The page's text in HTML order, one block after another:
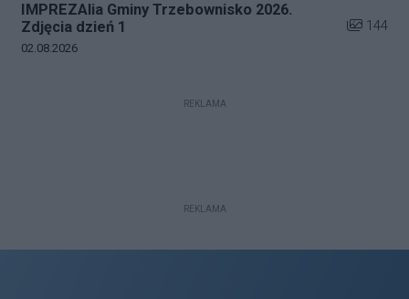
IMPREZAlia Gminy Trzebownisko 2026.
Zdjęcia dzień 1
Liczba
144
Data dodania galerii:
02.08.2026
REKLAMA
REKLAMA